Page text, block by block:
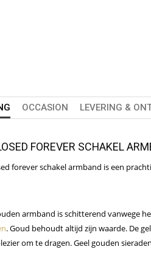
OCCASION LEVERING &
FOREVER SCHAKEL
forever schakel armband is een
armband is schitterend vanwege
. Goud behoudt altijd zijn waarde. De
om te dragen. Geel gouden